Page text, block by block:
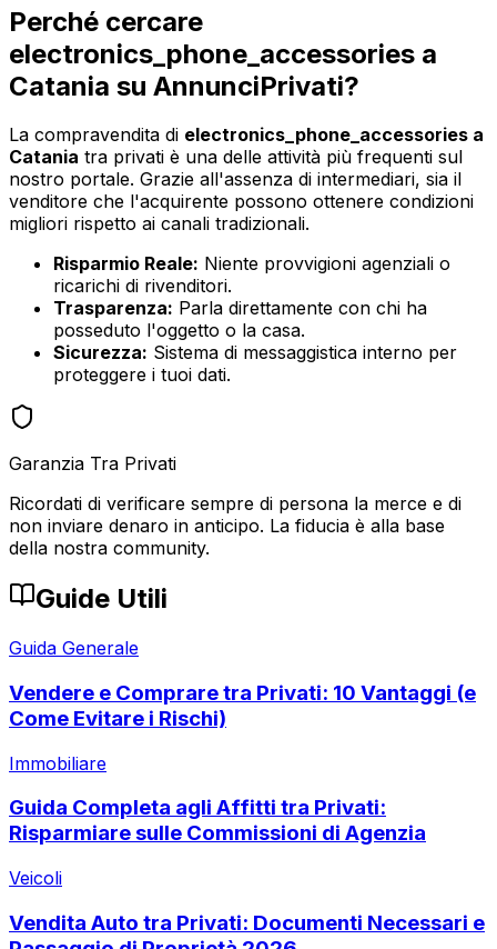
Perché cercare
electronics_phone_accessories a
Catania su AnnunciPrivati?
La compravendita di electronics_phone_accessories a
Catania tra privati è una delle attività più frequenti sul
nostro portale. Grazie all'assenza di intermediari, sia il
venditore che l'acquirente possono ottenere condizioni
migliori rispetto ai canali tradizionali.
Risparmio Reale: Niente provvigioni agenziali o
ricarichi di rivenditori.
Trasparenza: Parla direttamente con chi ha
posseduto l'oggetto o la casa.
Sicurezza: Sistema di messaggistica interno per
proteggere i tuoi dati.
Garanzia Tra Privati
Ricordati di verificare sempre di persona la merce e di
non inviare denaro in anticipo. La fiducia è alla base
della nostra community.
Guide Utili
Guida Generale
Vendere e Comprare tra Privati: 10 Vantaggi (e
Come Evitare i Rischi)
Immobiliare
Guida Completa agli Affitti tra Privati:
Risparmiare sulle Commissioni di Agenzia
Veicoli
Vendita Auto tra Privati: Documenti Necessari e